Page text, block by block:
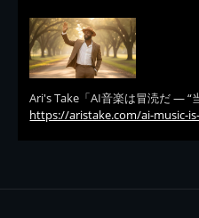
Ari's Take「AI音楽は冒涜だ — “
https://aristake.com/ai-music-